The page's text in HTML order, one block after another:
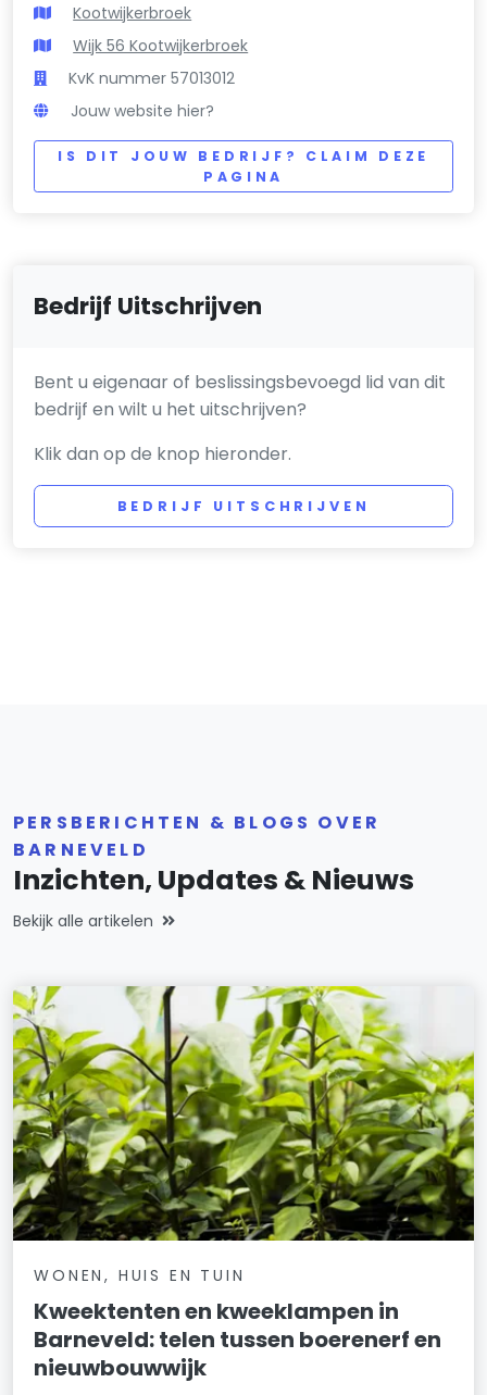
Kootwijkerbroek
Wijk 56 Kootwijkerbroek
KvK nummer 57013012
Jouw website hier?
IS DIT JOUW BEDRIJF? CLAIM DEZE
PAGINA
Bedrijf Uitschrijven
Bent u eigenaar of beslissingsbevoegd lid van dit
bedrijf en wilt u het uitschrijven?
Klik dan op de knop hieronder.
BEDRIJF UITSCHRIJVEN
PERSBERICHTEN & BLOGS OVER
BARNEVELD
Inzichten, Updates & Nieuws
Bekijk alle artikelen
WONEN, HUIS EN TUIN
Kweektenten en kweeklampen in
Barneveld: telen tussen boerenerf en
nieuwbouwwijk